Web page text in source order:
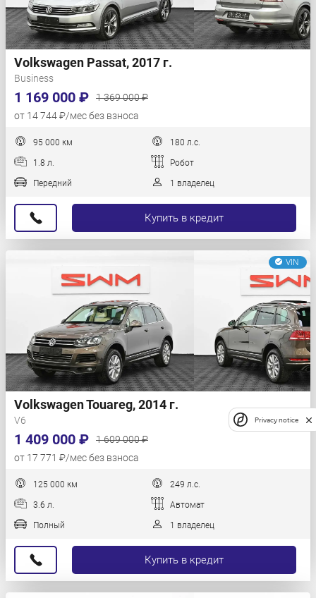
Volkswagen Passat, 2017 г.
Business
1 169 000 ₽
1 369 000 ₽
от 14 744 ₽/мес без взноса
95 000 км 180 л.с.
1.8 л. Робот
Передний 1 владелец
Купить в кредит
VIN
Volkswagen Touareg, 2014 г.
V6
1 409 000 ₽
1 609 000 ₽
от 17 771 ₽/мес без взноса
125 000 км 249 л.с.
3.6 л. Автомат
Полный 1 владелец
Купить в кредит
Privacy notice